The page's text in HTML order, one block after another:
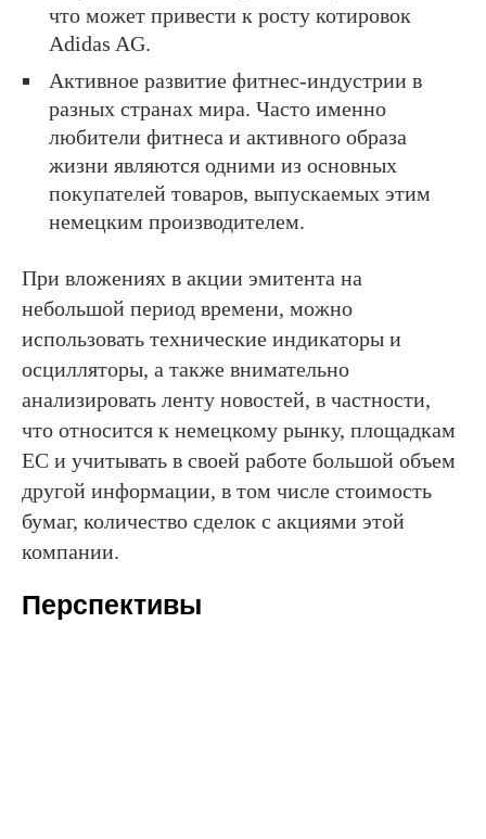
что может привести к росту котировок
Adidas AG.
Активное развитие фитнес-индустрии в
разных странах мира. Часто именно
любители фитнеса и активного образа
жизни являются одними из основных
покупателей товаров, выпускаемых этим
немецким производителем.
При вложениях в акции эмитента на
небольшой период времени, можно
использовать технические индикаторы и
осцилляторы, а также внимательно
анализировать ленту новостей, в частности,
что относится к немецкому рынку, площадкам
ЕС и учитывать в своей работе большой объем
другой информации, в том числе стоимость
бумаг, количество сделок с акциями этой
компании.
Перспективы